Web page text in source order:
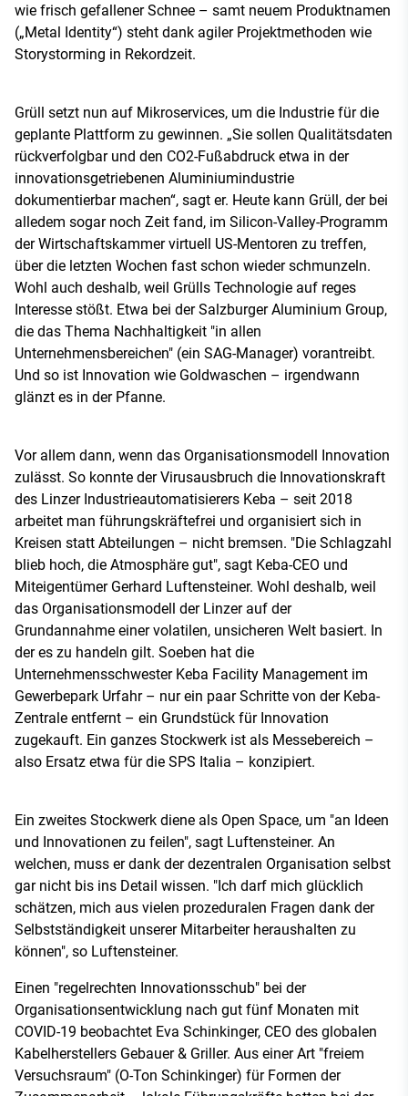
wie frisch gefallener Schnee – samt neuem Produktnamen
(„Metal Identity“) steht dank agiler Projektmethoden wie
Storystorming in Rekordzeit.
Grüll setzt nun auf Mikroservices, um die Industrie für die
geplante Plattform zu gewinnen. „Sie sollen Qualitätsdaten
rückverfolgbar und den CO2-Fußabdruck etwa in der
innovationsgetriebenen Aluminiumindustrie
dokumentierbar machen“, sagt er. Heute kann Grüll, der bei
alledem sogar noch Zeit fand, im Silicon-Valley-Programm
der Wirtschaftskammer virtuell US-Mentoren zu treffen,
über die letzten Wochen fast schon wieder schmunzeln.
Wohl auch deshalb, weil Grülls Technologie auf reges
Interesse stößt. Etwa bei der Salzburger Aluminium Group,
die das Thema Nachhaltigkeit "in allen
Unternehmensbereichen" (ein SAG-Manager) vorantreibt.
Und so ist Innovation wie Goldwaschen – irgendwann
glänzt es in der Pfanne.
Vor allem dann, wenn das Organisationsmodell Innovation
zulässt. So konnte der Virusausbruch die Innovationskraft
des Linzer Industrieautomatisierers Keba – seit 2018
arbeitet man führungskräftefrei und organisiert sich in
Kreisen statt Abteilungen – nicht bremsen. "Die Schlagzahl
blieb hoch, die Atmosphäre gut", sagt Keba-CEO und
Miteigentümer Gerhard Luftensteiner. Wohl deshalb, weil
das Organisationsmodell der Linzer auf der
Grundannahme einer volatilen, unsicheren Welt basiert. In
der es zu handeln gilt. Soeben hat die
Unternehmensschwester Keba Facility Management im
Gewerbepark Urfahr – nur ein paar Schritte von der Keba-
Zentrale entfernt – ein Grundstück für Innovation
zugekauft. Ein ganzes Stockwerk ist als Messebereich –
also Ersatz etwa für die SPS Italia – konzipiert.
Ein zweites Stockwerk diene als Open Space, um "an Ideen
und Innovationen zu feilen", sagt Luftensteiner. An
welchen, muss er dank der dezentralen Organisation selbst
gar nicht bis ins Detail wissen. "Ich darf mich glücklich
schätzen, mich aus vielen prozeduralen Fragen dank der
Selbstständigkeit unserer Mitarbeiter heraushalten zu
können", so Luftensteiner.
Einen "regelrechten Innovationsschub" bei der
Organisationsentwicklung nach gut fünf Monaten mit
COVID-19 beobachtet Eva Schinkinger, CEO des globalen
Kabelherstellers Gebauer & Griller. Aus einer Art "freiem
Versuchsraum" (O-Ton Schinkinger) für Formen der